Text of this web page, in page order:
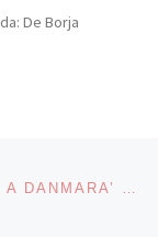
De Borja
PRESENTACIONES DE ‘LLEGARÁS A DANMARA’ DE ALBERTO GUIRAO